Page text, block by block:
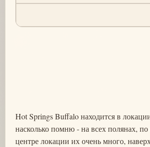
Hot Springs Buffalo находится в
насколько помню - на всех полянах,
центре локации их очень много,